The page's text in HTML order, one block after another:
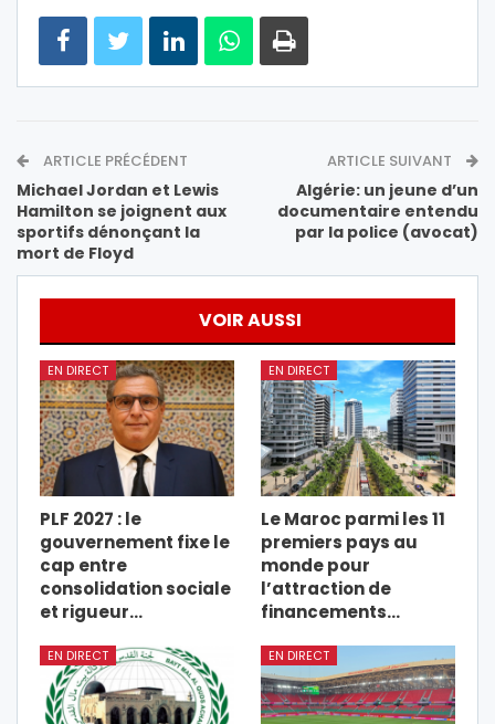
ARTICLE PRÉCÉDENT
Michael Jordan et Lewis
Hamilton se joignent aux
sportifs dénonçant la
mort de Floyd
ARTICLE SUIVANT
Algérie: un jeune d’un
documentaire entendu
par la police (avocat)
VOIR AUSSI
EN DIRECT
PLF 2027 : le
gouvernement fixe le
cap entre
consolidation sociale
et rigueur…
EN DIRECT
Le Maroc parmi les 11
premiers pays au
monde pour
l’attraction de
financements…
EN DIRECT EN DIRECT